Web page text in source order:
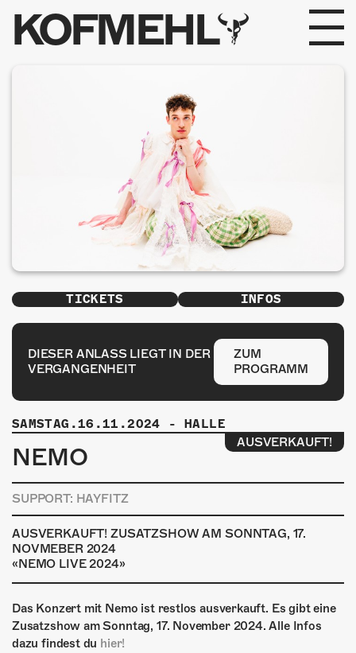
KOFMEHL
PROGRAMM
FABRIKGEFLÜSTER
GALERIE
FOTOGALERIE
PHOTOMAT
INFOS
KONTAKT
ÜBER UNS
SHOP
MITMACHEN
TICKETS INFOS
DIESER ANLASS LIEGT IN DER
VERGANGENHEIT
ZUM
PROGRAMM
SAMSTAG.16.11.2024 - HALLE
NEMO AUSVERKAUFT!
SUPPORT: HAYFITZ
AUSVERKAUFT! ZUSATZSHOW AM SONNTAG, 17.
NOVMEBER 2024
«NEMO LIVE 2024»
Das Konzert mit Nemo ist restlos ausverkauft. Es gibt eine
Zusatzshow am Sonntag, 17. November 2024. Alle Infos
dazu findest du hier!